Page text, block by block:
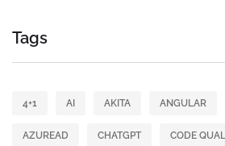
Tags
4+1 AI AKITA ANGULAR
AZUREAD CHATGPT CODE